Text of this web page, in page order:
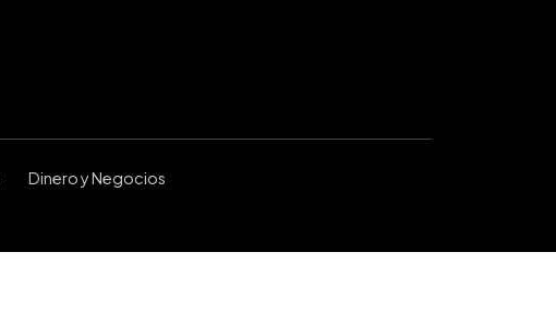
Dinero y Negocios